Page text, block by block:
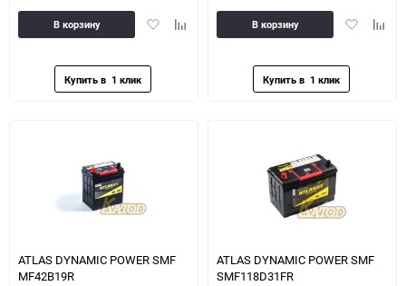
ДобавитьДобавить
В корзину
Добавить
В корзину
ATLAS DYNAMIC POWER SMF
MF42B19R
ATLAS DYNAMIC POWER SMF
SMF118D31FR